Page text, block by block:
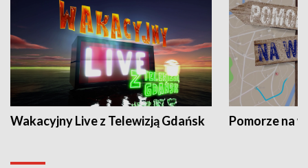
Wakacyjny Live z Telewizją Gdańsk Pomorze na